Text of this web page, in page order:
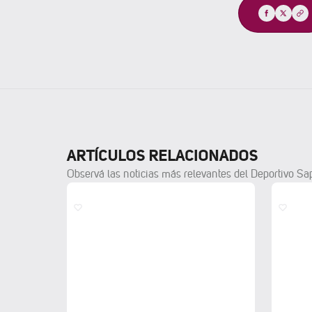
Compartir
ARTÍCULOS RELACIONADOS
Observá las noticias más relevantes del Deportivo